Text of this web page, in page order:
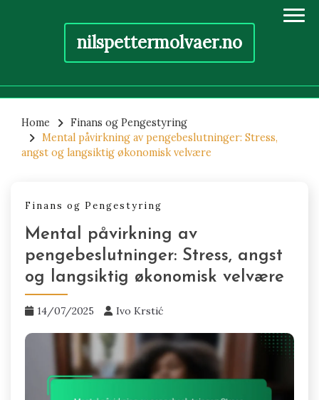
nilspettermolvaer.no
content
Home
Finans og Pengestyring
Mental påvirkning av pengebeslutninger: Stress,
angst og langsiktig økonomisk velvære
Finans og Pengestyring
Mental påvirkning av
pengebeslutninger: Stress, angst
og langsiktig økonomisk velvære
14/07/2025 Ivo Krstić